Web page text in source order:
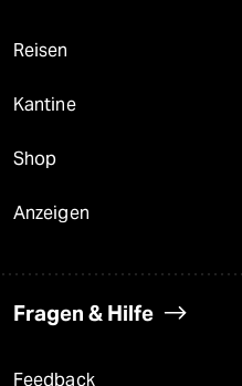
Reisen
Kantine
Shop
Anzeigen
Fragen & Hilfe
Feedback